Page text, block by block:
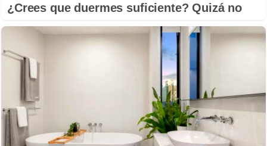
¿Crees que duermes suficiente? Quizá no